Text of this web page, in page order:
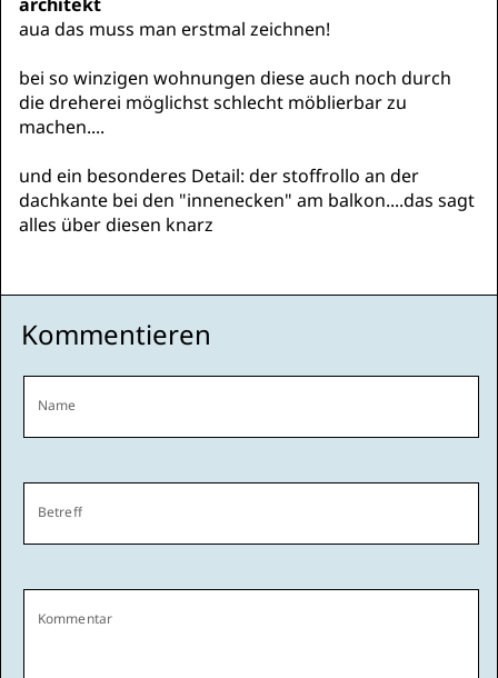
aua das muss man erstmal zeichnen!
bei so winzigen wohnungen diese auch noch durch
die dreherei möglichst schlecht möblierbar zu
machen....
und ein besonderes Detail: der stoffrollo an der
dachkante bei den "innenecken" am balkon....das sagt
alles über diesen knarz
Kommentieren
Name
Betreff
Kommentar